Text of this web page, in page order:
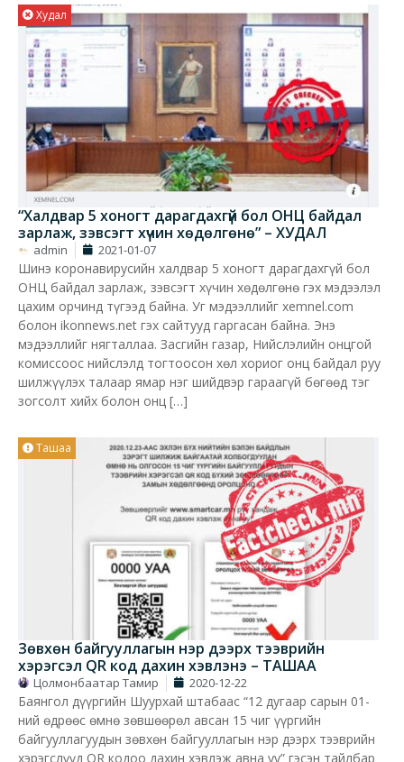
Худал
“Халдвар 5 хоногт дарагдахгүй бол ОНЦ байдал
зарлаж, зэвсэгт хүчин хөдөлгөнө” – ХУДАЛ
admin 2021-01-07
Шинэ коронавирусийн халдвар 5 хоногт дарагдахгүй бол
ОНЦ байдал зарлаж, зэвсэгт хүчин хөдөлгөнө гэх мэдээлэл
цахим орчинд түгээд байна. Уг мэдээллийг xemnel.com
болон ikonnews.net гэх сайтууд гаргасан байна. Энэ
мэдээллийг нягталлаа. Засгийн газар, Нийслэлийн онцгой
комиссоос нийслэлд тогтоосон хөл хориог онц байдал руу
шилжүүлэх талаар ямар нэг шийдвэр гараагүй бөгөөд тэг
зогсолт хийх болон онц […]
Ташаа
Зөвхөн байгууллагын нэр дээрх тээврийн
хэрэгсэл QR код дахин хэвлэнэ – ТАШАА
Цолмонбаатар Тамир 2020-12-22
Баянгол дүүргийн Шуурхай штабаас “12 дугаар сарын 01-
ний өдрөөс өмнө зөвшөөрөл авсан 15 чиг үүргийн
байгууллагуудын зөвхөн байгууллагын нэр дээрх тээврийн
хэрэгслүүд QR кодоо дахин хэвлэж авна уу” гэсэн тайлбар